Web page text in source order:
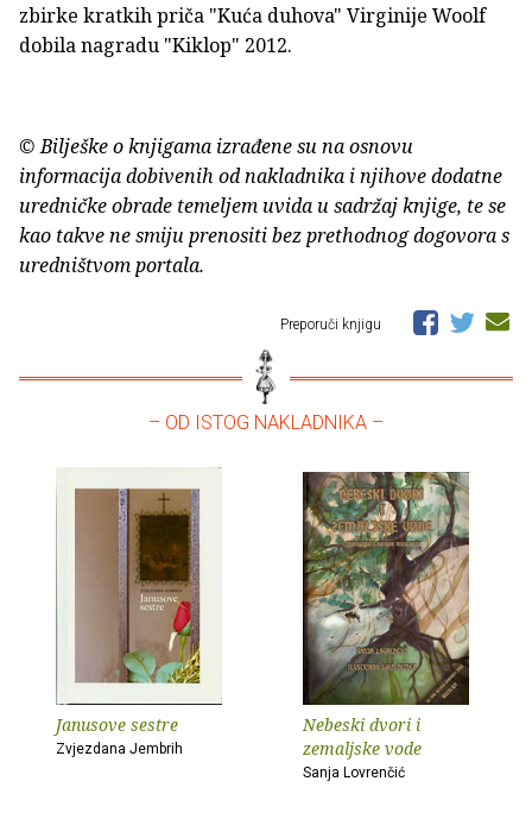
zbirke kratkih priča "Kuća duhova" Virginije Woolf
dobila nagradu "Kiklop" 2012.
© Bilješke o knjigama izrađene su na osnovu
informacija dobivenih od nakladnika i njihove dodatne
uredničke obrade temeljem uvida u sadržaj knjige, te se
kao takve ne smiju prenositi bez prethodnog dogovora s
uredništvom portala.
Preporuči knjigu
– OD ISTOG NAKLADNIKA –
Janusove sestre
Zvjezdana Jembrih
Nebeski dvori i
zemaljske vode
Sanja Lovrenčić